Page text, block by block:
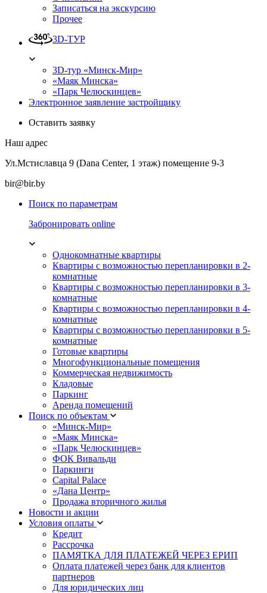
Записаться на экскурсию
Прочее
3D-ТУР
3D-тур «Минск-Мир»
«Маяк Минска»
«Парк Челюскинцев»
Электронное заявление застройщику
Оставить заявку
Наш адрес
Ул.Мстиславца 9 (Dana Center, 1 этаж) помещение 9-3
bir@bir.by
Поиск по параметрам
Забронировать online
Однокомнатные квартиры
Квартиры с возможностью перепланировки в 2-
комнатные
Квартиры с возможностью перепланировки в 3-
комнатные
Квартиры с возможностью перепланировки в 4-
комнатные
Квартиры с возможностью перепланировки в 5-
комнатные
Готовые квартиры
Многофункциональные помещения
Коммерческая недвижимость
Кладовые
Паркинг
Аренда помещений
Поиск по объектам
«Минск-Мир»
«Маяк Минска»
«Парк Челюскинцев»
ФОК Вивальди
Паркинги
Capital Palace
«Дана Центр»
Продажа вторичного жилья
Новости и акции
Условия оплаты
Кредит
Рассрочка
ПАМЯТКА ДЛЯ ПЛАТЕЖЕЙ ЧЕРЕЗ ЕРИП
Оплата платежей через банк для клиентов
партнеров
Для юридических лиц